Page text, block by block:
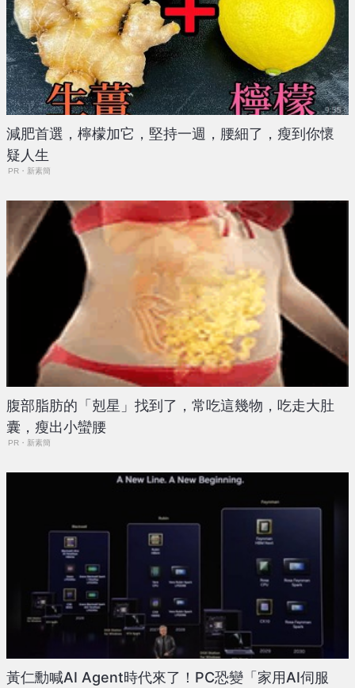
減肥首選，檸檬加它，堅持一週，腰細了，瘦到你懷
疑人生
PR・新素簡
腹部脂肪的「剋星」找到了，常吃這幾物，吃走大肚
囊，瘦出小蠻腰
PR・新素簡
黃仁勳喊AI Agent時代來了！PC恐變「家用AI伺服